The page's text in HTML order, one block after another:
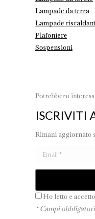
Lampade da terra
Lampade
Plafoniere
Sospensioni
Potrebbero
ISCRIVITI
Rimani aggiornato
Ho letto e
* Campi obbligatori